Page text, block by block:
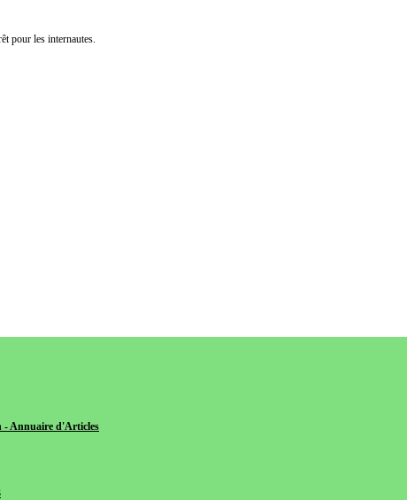
pour les internautes.
- Annuaire d'Articles